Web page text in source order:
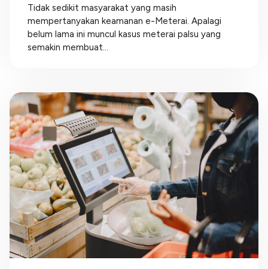
Tidak sedikit masyarakat yang masih
mempertanyakan keamanan e-Meterai. Apalagi
belum lama ini muncul kasus meterai palsu yang
semakin membuat...